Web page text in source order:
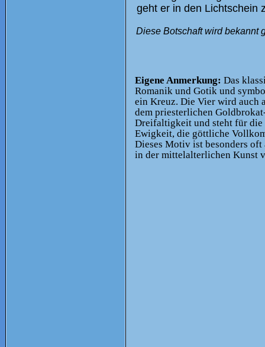
geht er in den Lichtschein
Diese Botschaft wird bekannt
Eigene Anmerkung: Das
Romanik und Gotik und
ein Kreuz. Die Vier wird auch
dem priesterlichen
Dreifaltigkeit und steht für die
Ewigkeit, die göttliche
Dieses Motiv ist besonders
in der mittelalterlichen Kunst